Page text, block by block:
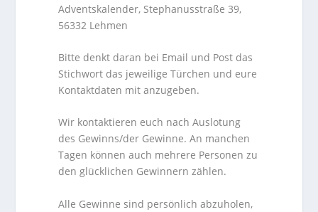
Adventskalender, Stephanusstraße 39,
56332 Lehmen
Bitte denkt daran bei Email und Post das
Stichwort das jeweilige Türchen und eure
Kontaktdaten mit anzugeben.
Wir kontaktieren euch nach Auslotung
des Gewinns/der Gewinne. An manchen
Tagen können auch mehrere Personen zu
den glücklichen Gewinnern zählen.
Alle Gewinne sind persönlich abzuholen,